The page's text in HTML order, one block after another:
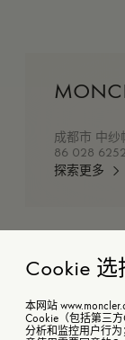
Cookie 选
本网站
Cookie（包括第三
分析和监控用户行
成都市 中纱
86 028
探索更多